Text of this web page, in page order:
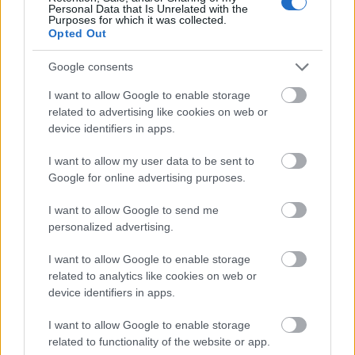
Personal Data that Is Unrelated with the
Purposes for which it was collected.
Opted Out
Google consents
I want to allow Google to enable storage
related to advertising like cookies on web or
device identifiers in apps.
I want to allow my user data to be sent to
Google for online advertising purposes.
I want to allow Google to send me
personalized advertising.
I want to allow Google to enable storage
related to analytics like cookies on web or
device identifiers in apps.
I want to allow Google to enable storage
related to functionality of the website or app.
Meld deg på vårt nyhetsbrev
Meld deg på
MEST LEST
Vrake
2 Går
3 Disse
4 Feiret